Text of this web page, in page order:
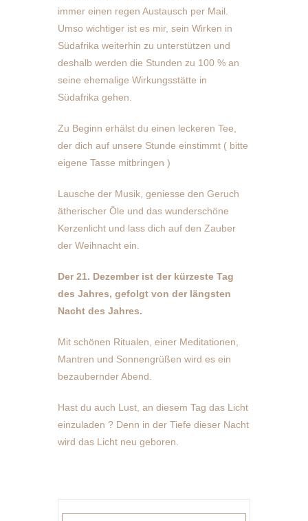
immer einen regen Austausch per Mail.
Umso wichtiger ist es mir, sein Wirken in
Südafrika weiterhin zu unterstützen und
deshalb werden die Stunden zu 100 % an
seine ehemalige Wirkungsstätte in
Südafrika gehen.
Zu Beginn erhälst du einen leckeren Tee,
der dich auf unsere Stunde einstimmt ( bitte
eigene Tasse mitbringen )
Lausche der Musik, geniesse den Geruch
ätherischer Öle und das wunderschöne
Kerzenlicht und lass dich auf den Zauber
der Weihnacht ein.
Der 21. Dezember ist der kürzeste Tag
des Jahres, gefolgt von der längsten
Nacht des Jahres.
Mit schönen Ritualen, einer Meditationen,
Mantren und Sonnengrüßen wird es ein
bezaubernder Abend.
Hast du auch Lust, an diesem Tag das Licht
einzuladen ? Denn in der Tiefe dieser Nacht
wird das Licht neu geboren.